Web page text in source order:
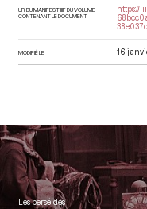
URI DU MANIFEST IIIF DU VOLUME
CONTENANT LE DOCUMENT
https://
MODIFIÉ LE 16
Les perséides